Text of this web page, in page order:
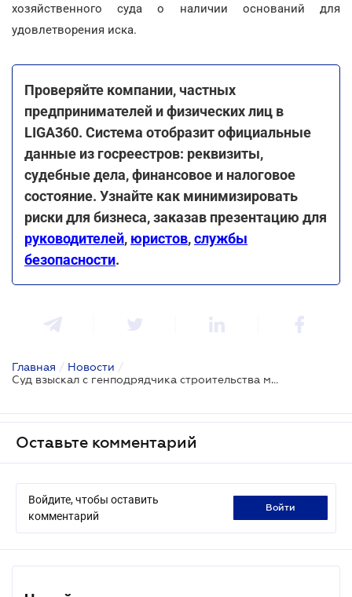
хозяйственного суда о наличии оснований для
удовлетворения иска.
Проверяйте компании, частных
предпринимателей и физических лиц в
LIGA360. Система отобразит официальные
данные из госреестров: реквизиты,
судебные дела, финансовое и налоговое
состояние. Узнайте как минимизировать
риски для бизнеса, заказав презентацию для
руководителей, юристов,службы
безопасности.
Главная / Новости /
Суд взыскал с генподрядчика строительства метро на Виноградарь более 139 млн грн
Оставьте комментарий
Войдите, чтобы оставить
комментарий
войти